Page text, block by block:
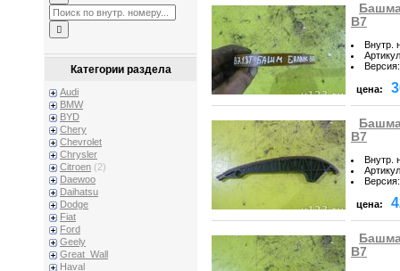
Категории раздела
Audi
BMW
BYD
Chery
Chevrolet
Chrysler
Citroen (2)
Daewoo
Daihatsu
Dodge
Fiat
Ford
Geely
Great_Wall
Haval
B7
Внутр.
Артикул
Версия:
цена:
B7
Внутр.
Артикул
Версия:
цена:
B7